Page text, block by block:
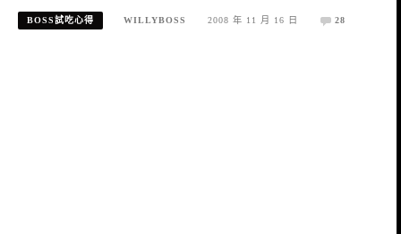
BOSS試吃心得 WILLYBOSS 2008 年 11 月 16 日 28